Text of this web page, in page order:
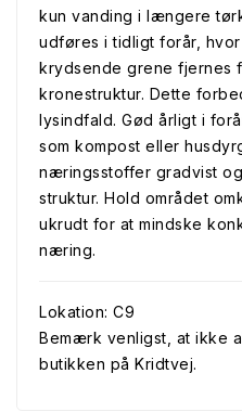
kun vanding i længere
udføres i tidligt forår,
krydsende grene fjernes
kronestruktur. Dette
lysindfald. Gød årligt i
som kompost eller
næringsstoffer gradvist
struktur. Hold området
ukrudt for at mindske
næring.
Lokation: C9
Bemærk venligst, at ikke
butikken på Kridtvej.